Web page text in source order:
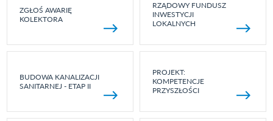
ZGŁOŚ AWARIĘ
KOLEKTORA
RZĄDOWY FUNDUSZ
INWESTYCJI
LOKALNYCH
BUDOWA KANALIZACJI
SANITARNEJ - ETAP II
PROJEKT:
KOMPETENCJE
PRZYSZŁOŚCI